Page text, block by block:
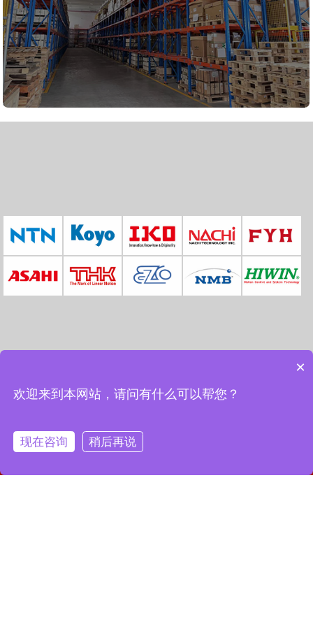
联系我们
×
欢迎来到本网站，请问有什么可以帮您？
现在咨询 稍后再说